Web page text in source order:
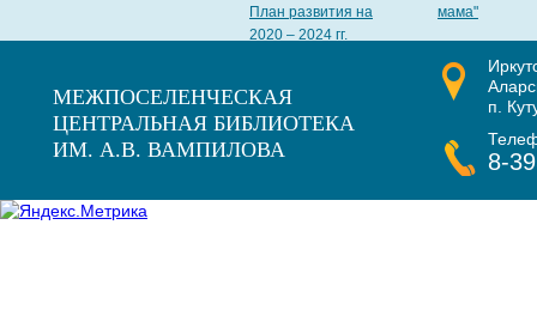
План развития на
2020 – 2024 гг.
мама"
МЕЖПОСЕЛЕНЧЕСКАЯ
ЦЕНТРАЛЬНАЯ БИБЛИОТЕКА
ИМ. А.В. ВАМПИЛОВА
п.
8-